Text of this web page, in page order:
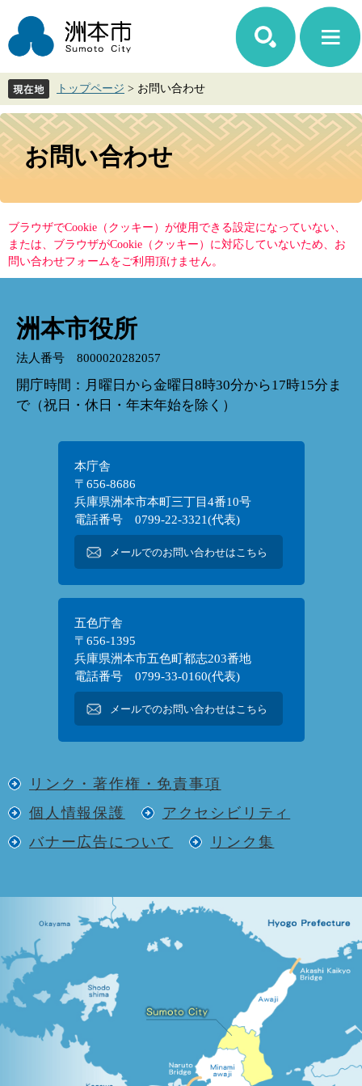
ジ
先
で
す。
ュ
を
ば
し
て
トップページ > お問い合わせ
本
文
お問い合わせ
ブラウザでCookie（クッキー）が使用できる設定になっていない、
または、ブラウザがCookie（クッキー）に対応していないため、お
問い合わせフォームをご利用頂けません。
洲本市役所
法人番号 8000020282057
開庁時間：月曜日から金曜日8時30分から17時15分ま
で（祝日・休日・年末年始を除く）
本庁舎
〒656-8686
兵庫県洲本市本町三丁目4番10号
電話番号 0799-22-3321(代表)
メールでのお問い合わせはこちら
五色庁舎
〒656-1395
兵庫県洲本市五色町都志203番地
電話番号 0799-33-0160(代表)
メールでのお問い合わせはこちら
リンク・著作権・免責事項
個人情報保護
アクセシビリティ
バナー広告について
リンク集